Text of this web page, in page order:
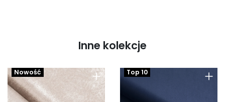
Inne kolekcje
+
Nowość +
Top 10